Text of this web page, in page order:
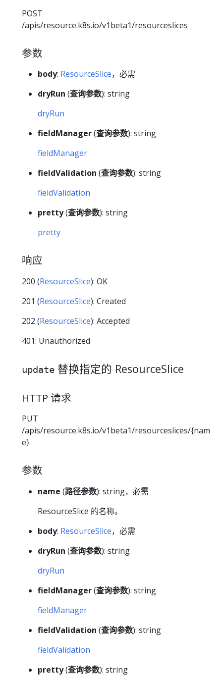
POST
/apis/resource.k8s.io/v1beta1/resourceslices
参数
body: ResourceSlice，必需
dryRun (查询参数): string
dryRun
fieldManager(查询参数): string
fieldManager
fieldValidation (查询参数): string
fieldValidation
pretty(查询参数): string
pretty
响应
200 (ResourceSlice): OK
201 (ResourceSlice): Created
202 (ResourceSlice): Accepted
401: Unauthorized
update 替换指定的 ResourceSlice
HTTP 请求
PUT
/apis/resource.k8s.io/v1beta1/resourceslices/{nam
e}
参数
name (路径参数): string，必需
ResourceSlice 的名称。
body: ResourceSlice，必需
dryRun (查询参数): string
dryRun
fieldManager(查询参数): string
fieldManager
fieldValidation (查询参数): string
fieldValidation
pretty(查询参数): string